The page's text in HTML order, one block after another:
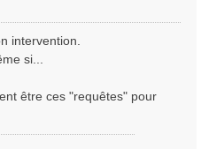
intervention.
si...
être ces "requêtes" pour